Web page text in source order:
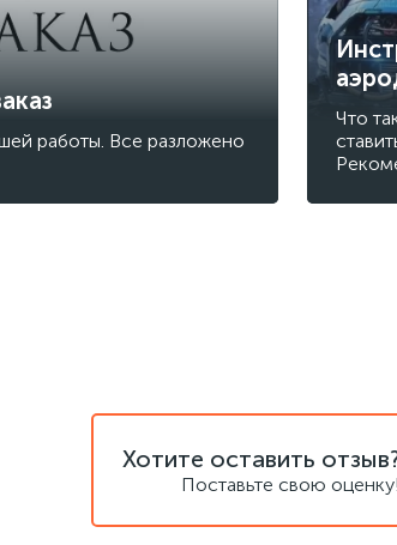
работы. Все разложено
Что
Хотите оставить
Поставьте свою оценку!